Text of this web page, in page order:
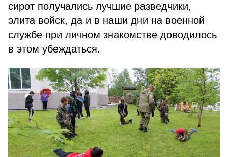
сирот получались лучшие разведчики,
элита войск, да и в наши дни на военной
службе при личном знакомстве доводилось
в этом убеждаться.